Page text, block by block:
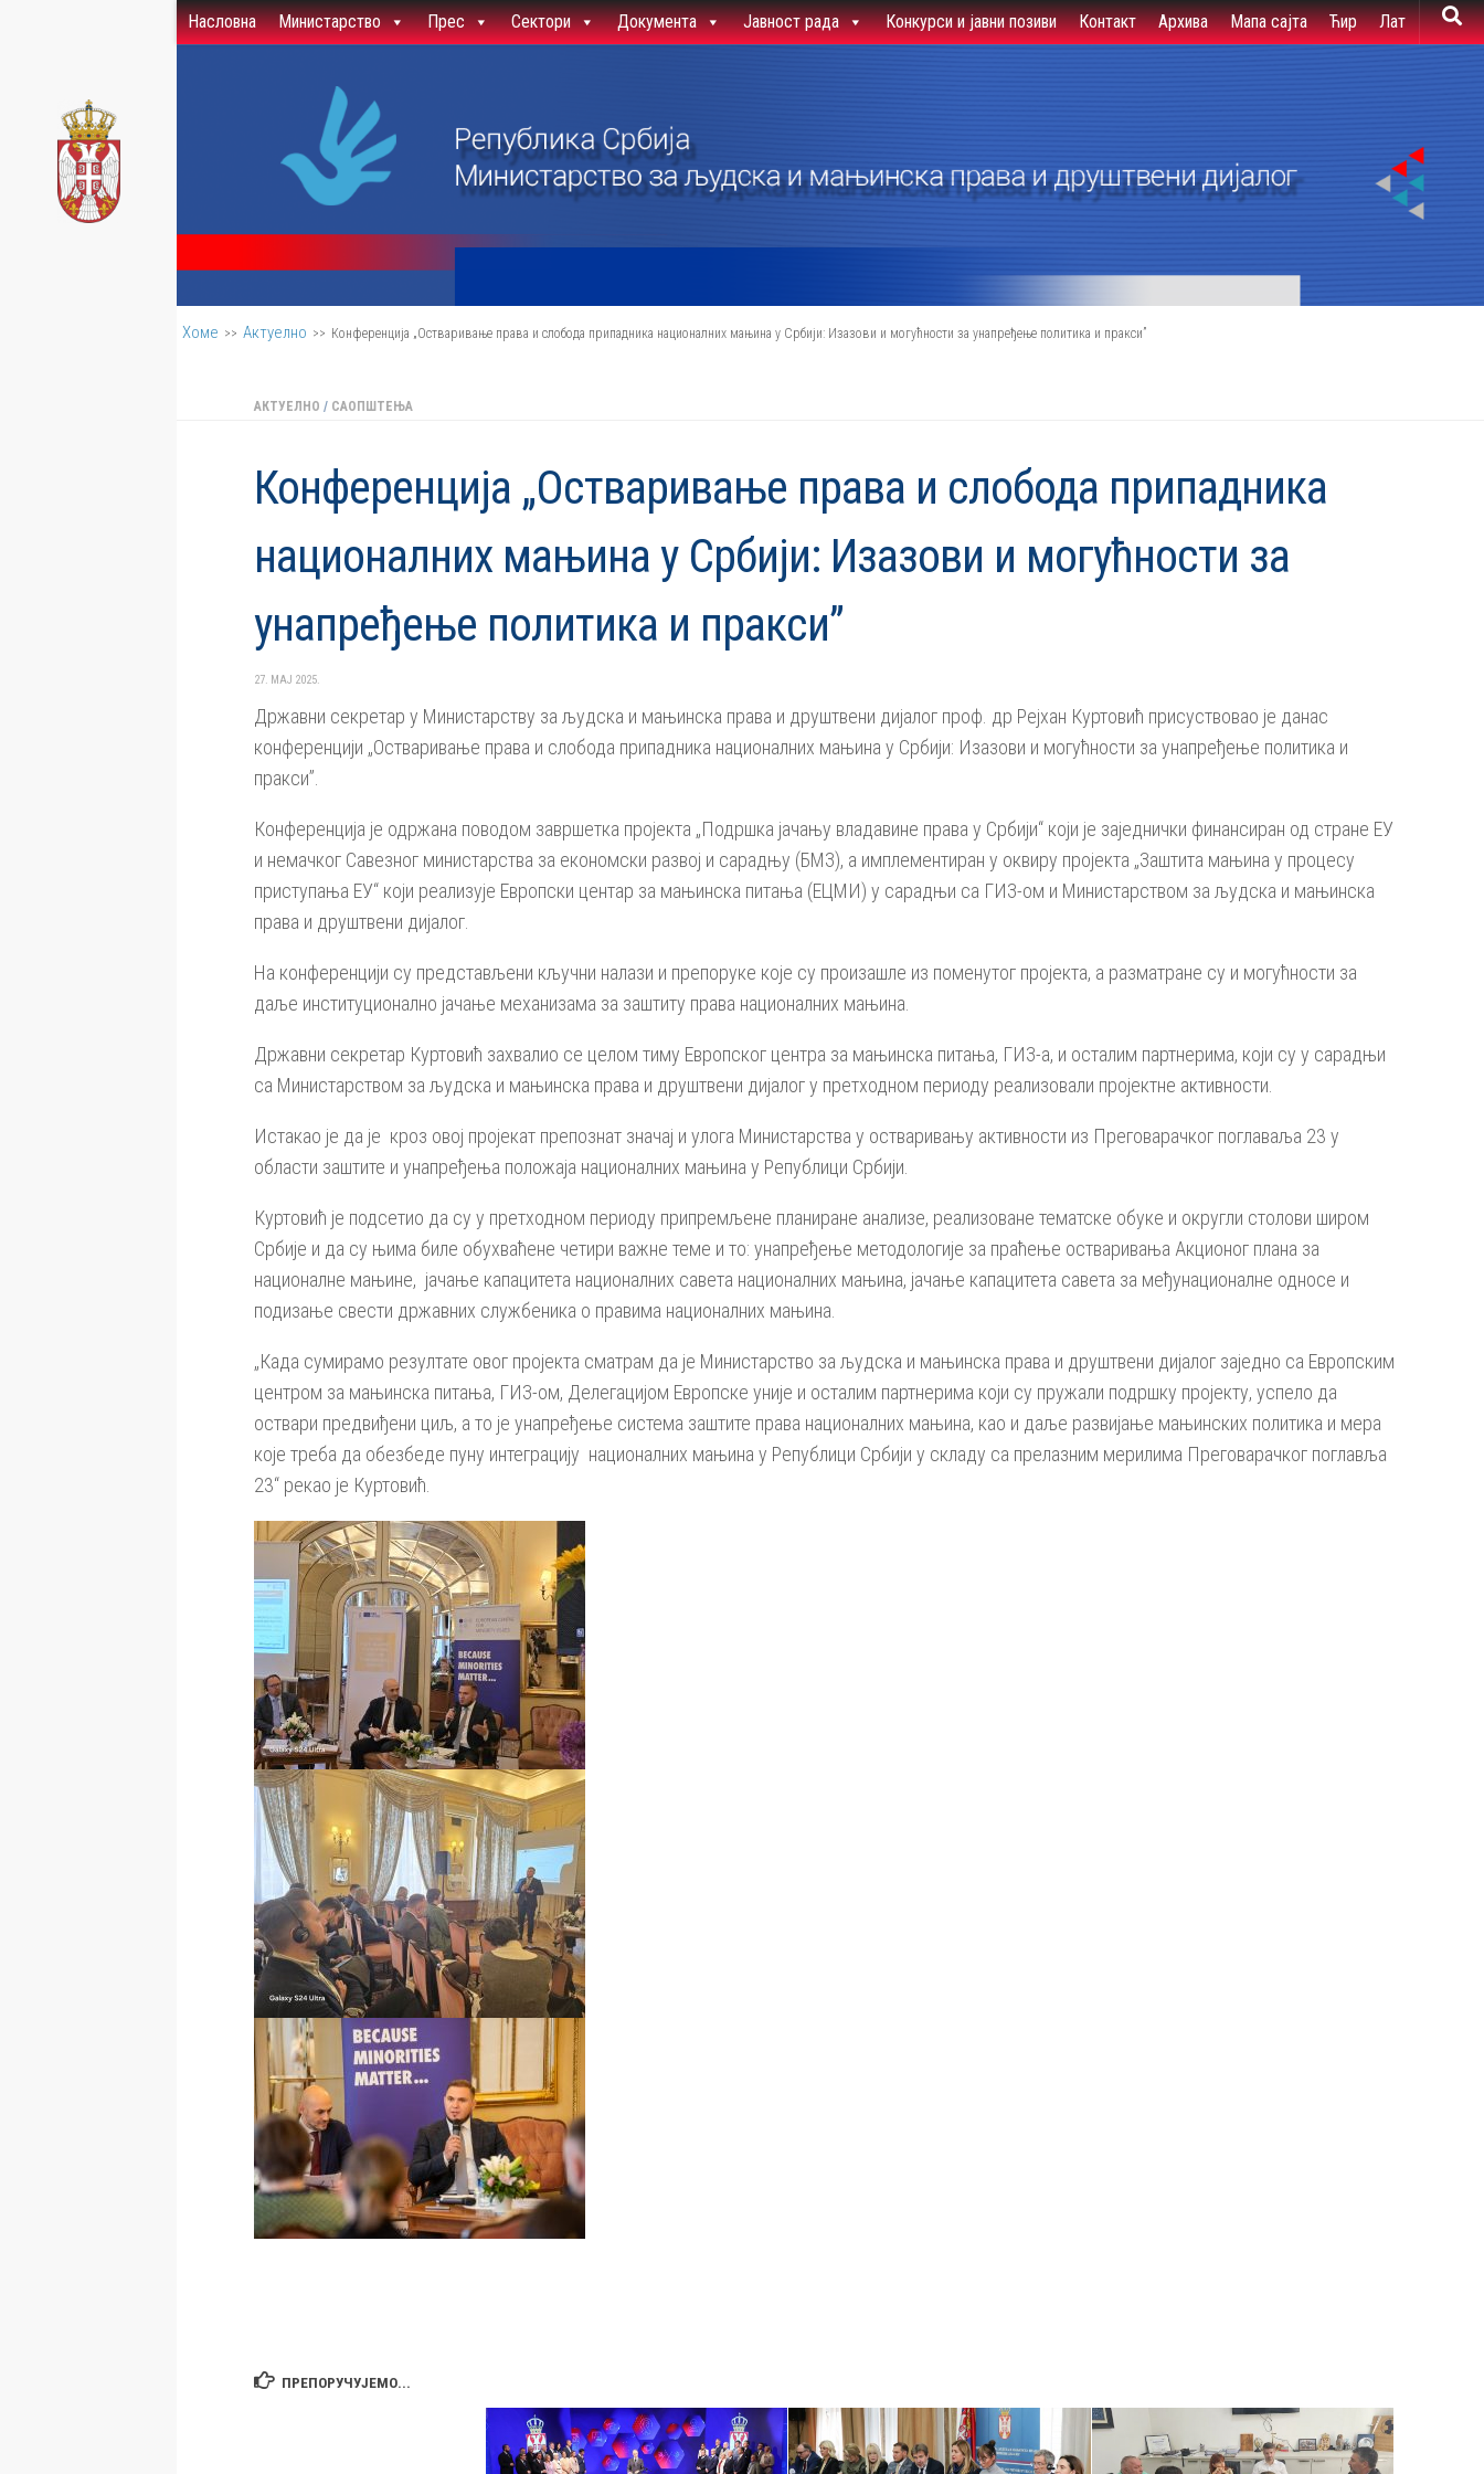
Насловна Прес
Министарство Сектори Документа Јавност рада Конкурси и јавни позиви Контакт Архива Мапа сајта Ћир Лат
Хоме >> Актуелно >> Конференција „Остваривање права и слобода припадника националних мањина у Србији: Изазови и могућности за унапређење политика и пракси”
АКТУЕЛНО / САОПШТЕЊА
Конференција „Остваривање права и слобода припадника
националних мањина у Србији: Изазови и могућности за
унапређење политика и пракси”
27. МАЈ 2025.
Државни секретар у Министарству за људска и мањинска права и друштвени дијалог проф. др Рејхан Куртовић присуствовао је данас
конференцији „Остваривање права и слобода припадника националних мањина у Србији: Изазови и могућности за унапређење политика и
пракси”.
Конференција је одржана поводом завршетка пројекта „Подршка јачању владавине права у Србији“ који је заједнички финансиран од стране ЕУ
и немачког Савезног министарства за економски развој и сарадњу (БМЗ), а имплементиран у оквиру пројекта „Заштита мањина у процесу
приступања ЕУ“ који реализује Европски центар за мањинска питања (ЕЦМИ) у сарадњи са ГИЗ-ом и Министарством за људска и мањинска
права и друштвени дијалог.
На конференцији су представљени кључни налази и препоруке које су произашле из поменутог пројекта, а разматране су и могућности за
даље институционално јачање механизама за заштиту права националних мањина.
Државни секретар Куртовић захвалио се целом тиму Европског центра за мањинска питања, ГИЗ-а, и осталим партнерима, који су у сарадњи
са Министарством за људска и мањинска права и друштвени дијалог у претходном периоду реализовали пројектне активности.
Истакао је да је кроз овој пројекат препознат значај и улога Министарства у остваривању активности из Преговарачког поглаваља 23 у
области заштите и унапређења положаја националних мањина у Републици Србији.
Куртовић је подсетио да су у претходном периоду припремљене планиране анализе, реализоване тематске обуке и округли столови широм
Србије и да су њима биле обухваћене четири важне теме и то: унапређење методологије за праћење остваривања Акционог плана за
националне мањине, јачање капацитета националних савета националних мањина, јачање капацитета савета за међунационалне односе и
подизање свести државних службеника о правима националних мањина.
„Када сумирамо резултате овог пројекта сматрам да је Министарство за људска и мањинска права и друштвени дијалог заједно са Европским
центром за мањинска питања, ГИЗ-ом, Делегацијом Европске уније и осталим партнерима који су пружали подршку пројекту, успело да
оствари предвиђени циљ, а то је унапређење система заштите права националних мањина, као и даље развијање мањинских политика и мера
које треба да обезбеде пуну интеграцију националних мањина у Републици Србији у складу са прелазним мерилима Преговарачког поглавља
23“ рекао је Куртовић.
ПРЕПОРУЧУЈЕМО...